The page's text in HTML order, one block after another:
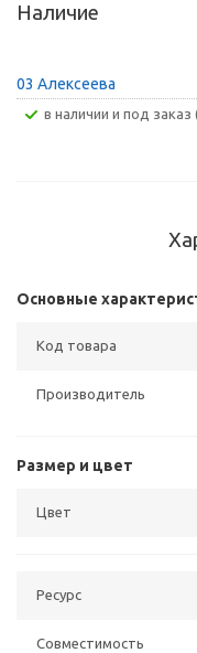
Наличие
03 Алексеева
В наличии и под заказ
Основные
Код товара
Производитель
Размер и цвет
Цвет
Ресурс
Совместимость